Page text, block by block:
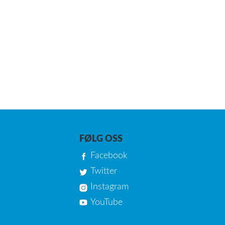
FØLG OSS
Facebook
Twitter
Instagram
YouTube